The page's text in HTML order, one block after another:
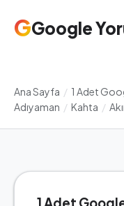
GGoogle
Ana Sayfa / 1 Adet
Adıyaman / Kahta /